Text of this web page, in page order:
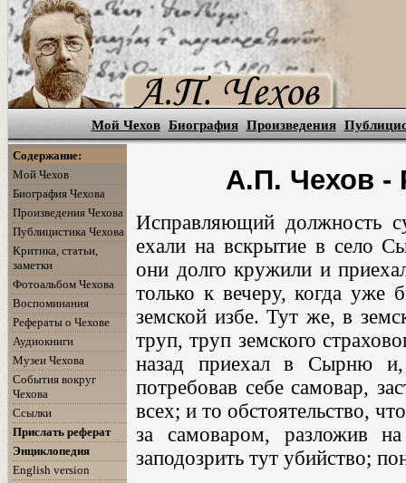
Мой Чехов Биография Произведения
Содержание:
Мой Чехов
Биография Чехова
Произведения Чехова
Публицистика Чехова
Критика, статьи,
заметки
Фотоальбом Чехова
Воспоминания
Рефераты о Чехове
Аудиокниги
Музеи Чехова
События вокруг
Чехова
Ссылки
Прислать реферат
Энциклопедия
English version
А.П. Чехов -
Исправляющий должность
ехали на вскрытие в село
они долго кружили и
только к вечеру, когда уже
земской избе. Тут же, в
труп, труп земского
назад приехал в Сырню
потребовав себе самовар,
всех; и то обстоятельство,
за самоваром, разложив
заподозрить тут убийство;